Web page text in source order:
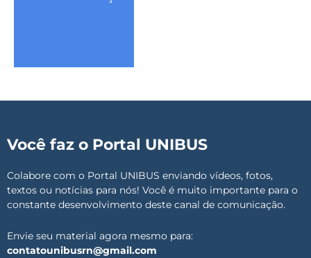
Você faz o Portal UNIBUS
Colabore com o Portal UNIBUS enviando vídeos, fotos,
textos ou notícias para nós! Você é muito importante para o
constante desenvolvimento deste canal de comunicação.
Envie seu material agora mesmo para:
contatounibusrn@gmail.com